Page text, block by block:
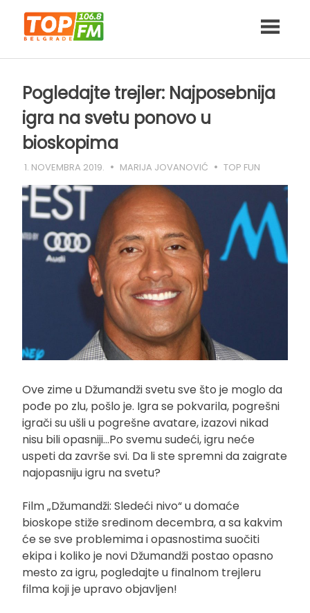
content
Pogledajte trejler: Najposebnija
igra na svetu ponovo u
bioskopima
1. NOVEMBRA 2019. MARIJA JOVANOVIĆ TOP FUN
Ove zime u Džumandži svetu sve što je moglo da
pođe po zlu, pošlo je. Igra se pokvarila, pogrešni
igrači su ušli u pogrešne avatare, izazovi nikad
nisu bili opasniji…Po svemu sudeći, igru neće
uspeti da završe svi. Da li ste spremni da zaigrate
najopasniju igru na svetu?
Film „Džumandži: Sledeći nivo“ u domaće
bioskope stiže sredinom decembra, a sa kakvim
će se sve problemima i opasnostima suočiti
ekipa i koliko je novi Džumandži postao opasno
mesto za igru, pogledajte u finalnom trejleru
filma koji je upravo objavljen!